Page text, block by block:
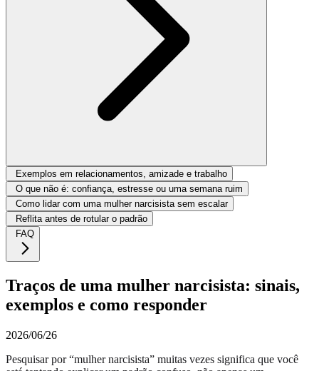
Exemplos em relacionamentos, amizade e trabalho
O que não é: confiança, estresse ou uma semana ruim
Como lidar com uma mulher narcisista sem escalar
Reflita antes de rotular o padrão
FAQ
Traços de uma mulher narcisista: sinais,
exemplos e como responder
2026/06/26
Pesquisar por “mulher narcisista” muitas vezes significa que você